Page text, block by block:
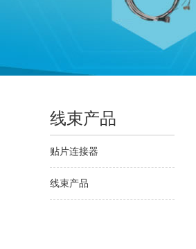
线束产品
贴片连接器
线束产品